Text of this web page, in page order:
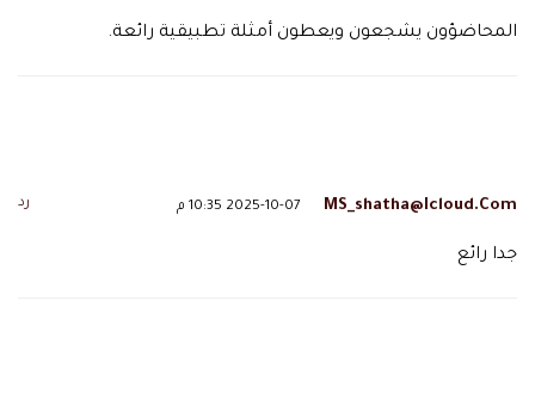
المحاضؤون يشجعون ويعطون أمثلة تطبيقية رائعة.
MS_shatha@icloud.com 2025-10-07 10:35 م رد
جدا رائع